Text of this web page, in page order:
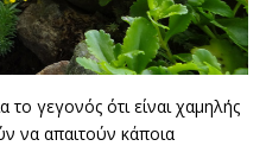
γεγονός ότι είναι χαμηλής
να απαιτούν κάποια